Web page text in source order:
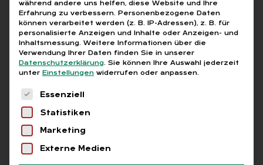
Suchen
Breadcrumb-Navigation
STARTSEITE BENACHTEILIGUNG
Alle Bei­trä­ge mit dem
Schlag­wort „Be­nach­tei­
li­gung“
während andere uns helfen, diese Website und Ihre
Erfahrung zu verbessern. Personenbezogene Daten
können verarbeitet werden (z. B. IP-Adressen), z. B. für
personalisierte Anzeigen und Inhalte oder Anzeigen- und
Inhaltsmessung. Weitere Informationen über die
Verwendung Ihrer Daten finden Sie in unserer
Datenschutzerklärung. Sie können Ihre Auswahl jederzeit
unter Einstellungen widerrufen oder anpassen.
Es folgt eine Liste der Service-Gruppen, für
Essenziell
Statistiken
Marketing
Externe Medien